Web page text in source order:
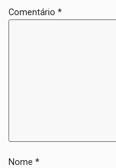
Comentário*
Nome*